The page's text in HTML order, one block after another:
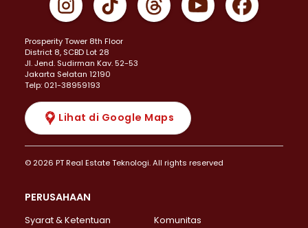
Prosperity Tower 8th Floor
District 8, SCBD Lot 28
JI. Jend. Sudirman Kav. 52-53
Jakarta Selatan 12190
Telp: 021-38959193
Lihat di Google Maps
© 2026 PT Real Estate Teknologi. All rights reserved
PERUSAHAAN
Syarat & Ketentuan
Komunitas